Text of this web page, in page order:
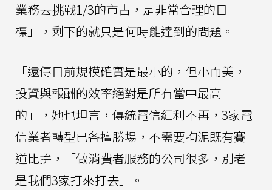
業務去挑戰1/3的市占，是非常合理的目
標」，剩下的就只是何時能達到的問題。
「遠傳目前規模確實是最小的，但小而美，
投資與報酬的效率絕對是所有當中最高
的」，她也坦言，傳統電信紅利不再，3家電
信業者轉型已各擅勝場，不需要拘泥既有賽
道比拚，「做消費者服務的公司很多，別老
是我們3家打來打去」。